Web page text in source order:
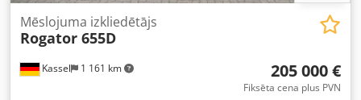
Kassel 1 161 km
Mēslojuma izkliedētājs
Rogator 655D
205 000 €
Fiksēta cena plus PVN